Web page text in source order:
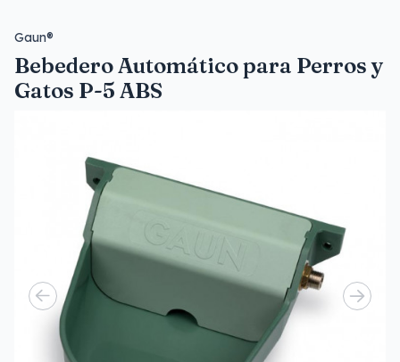
Gaun®
Bebedero Automático para Perros y
Gatos P-5 ABS